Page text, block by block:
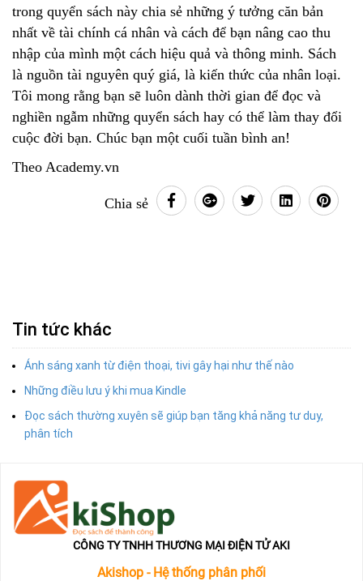
trong quyển sách này chia sẻ những ý tưởng căn bản
nhất về tài chính cá nhân và cách để bạn nâng cao thu
nhập của mình một cách hiệu quả và thông minh. Sách
là nguồn tài nguyên quý giá, là kiến thức của nhân loại.
Tôi mong rằng bạn sẽ luôn dành thời gian để đọc và
nghiền ngẫm những quyển sách hay có thể làm thay đổi
cuộc đời bạn. Chúc bạn một cuối tuần bình an!
Theo Academy.vn
Chia sẻ
Tin tức khác
Ánh sáng xanh từ điện thoại, tivi gây hại như thế nào
Những điều lưu ý khi mua Kindle
Đọc sách thường xuyên sẽ giúp bạn tăng khả năng tư duy,
phân tích
CÔNG TY TNHH THƯƠNG MẠI ĐIỆN TỬ AKI
Akishop - Hệ thống phân phối